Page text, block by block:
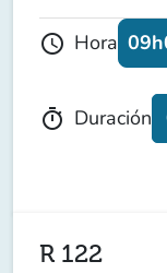
schedule Hora
timer Duración
R 122